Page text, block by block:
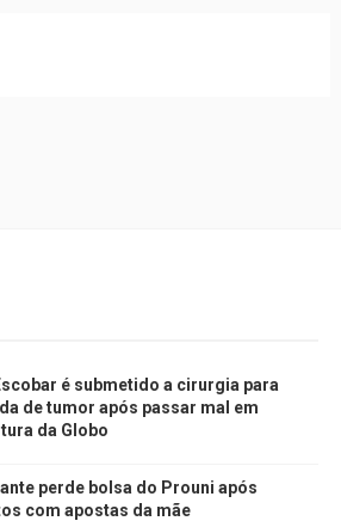
é submetido a cirurgia para
de tumor após passar mal em
da Globo
perde bolsa do Prouni após
com apostas da mãe